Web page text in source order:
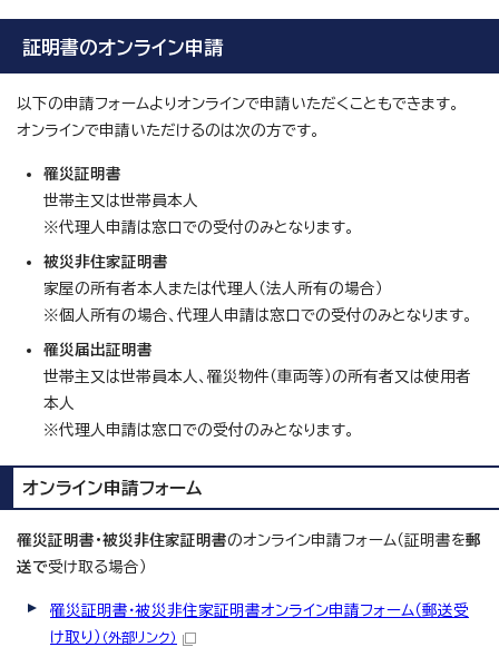
証明書のオンライン申請
以下の申請フォームよりオンラインで申請いただくこともできます。
オンラインで申請いただけるのは次の方です。
罹災証明書
世帯主又は世帯員本人
※代理人申請は窓口での受付のみとなります。
被災非住家証明書
家屋の所有者本人または代理人（法人所有の場合）
※個人所有の場合、代理人申請は窓口での受付のみとなります。
罹災届出証明書
世帯主又は世帯員本人、罹災物件（車両等）の所有者又は使用者
本人
※代理人申請は窓口での受付のみとなります。
オンライン申請フォーム
罹災証明書・被災非住家証明書のオンライン申請フォーム（証明書を郵
送で受け取る場合）
罹災証明書・被災非住家証明書オンライン申請フォーム（郵送受
け取り） （外部リンク）